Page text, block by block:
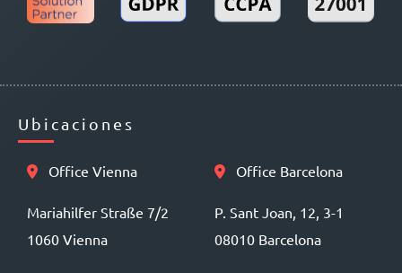
Ubicaciones
Office Vienna
Mariahilfer Straße 7/2
1060 Vienna
Office Barcelona
P. Sant Joan, 12, 3-1
08010 Barcelona